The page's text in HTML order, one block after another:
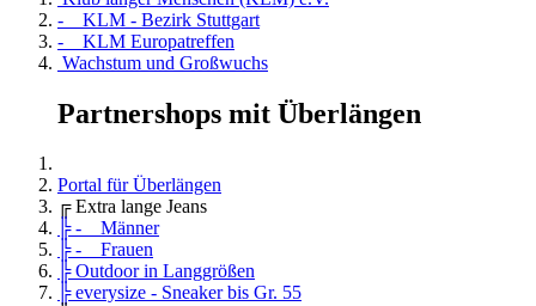
- KLM - Bezirk Stuttgart
- KLM Europatreffen
Wachstum und Großwuchs
Partnershops mit Überlängen
Portal für Überlängen
╔ Extra lange Jeans
╠ - Männer
╠ - Frauen
╠ Outdoor in Langgrößen
╠ everysize - Sneaker bis Gr. 55